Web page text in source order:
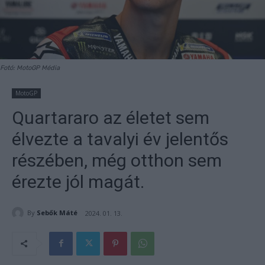
Fotó: MotoGP Média
MotoGP
Quartararo az életet sem
élvezte a tavalyi év jelentős
részében, még otthon sem
érezte jól magát.
By Sebők Máté 2024. 01. 13.